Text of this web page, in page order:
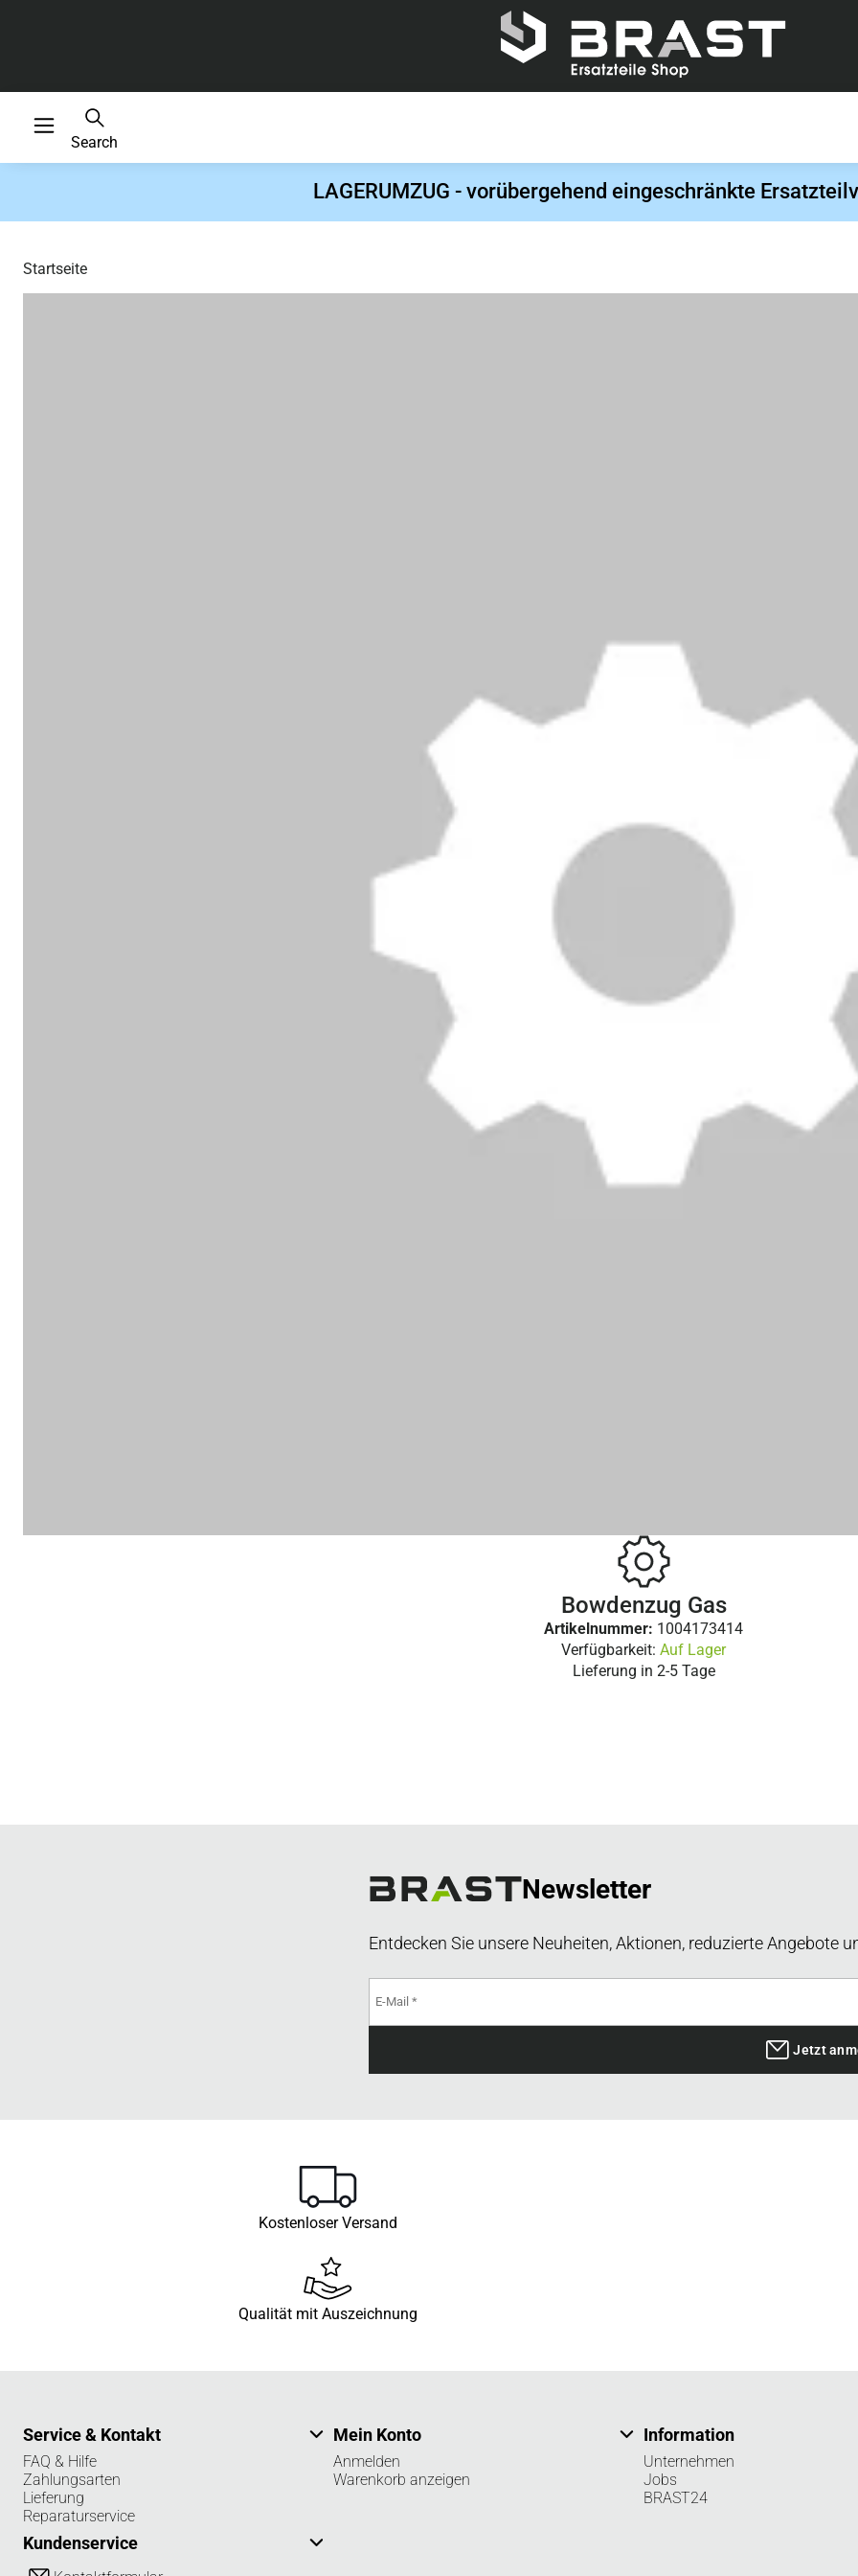
Search
LAGERUMZUG - vorübergehend eingeschränkte
Startseite
Bowdenzug Gas
Artikelnummer: 1004173414
Verfügbarkeit: Auf Lager
Lieferung in 2-5 Tage
Newsletter
Entdecken Sie unsere Neuheiten, Aktionen, reduzierte Angebote
Jetzt
Kostenloser Versand
Qualität mit Auszeichnung
Service & Kontakt
FAQ & Hilfe
Zahlungsarten
Lieferung
Reparaturservice
Kundenservice
Mein Konto
Anmelden
Warenkorb anzeigen
Information
Unternehmen
Jobs
BRAST24